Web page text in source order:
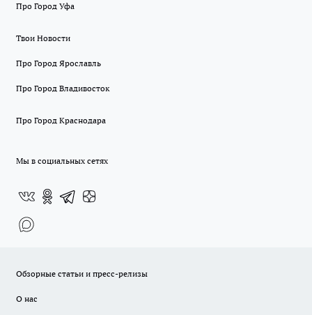
Про Город Уфа
Твои Новости
Про Город Ярославль
Про Город Владивосток
Про Город Краснодара
Мы в социальных сетях
Обзорные статьи и пресс-релизы
О нас